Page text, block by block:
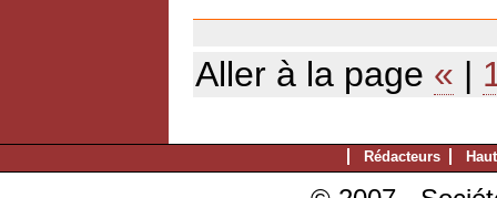
Aller à la page « |
Rédacteurs